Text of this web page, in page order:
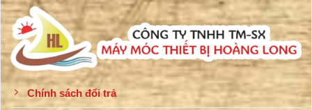
Chính sách đổi trả